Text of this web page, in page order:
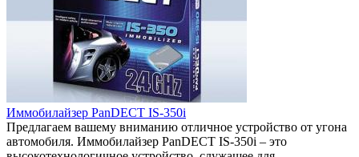
Иммобилайзер PanDECT IS-350i
Предлагаем вашему вниманию отличное устройство от угона
автомобиля. Иммобилайзер PanDECT IS-350i – это